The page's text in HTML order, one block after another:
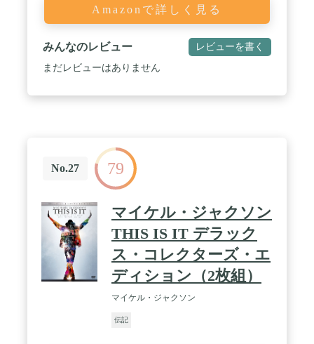
Amazonで詳しく見る
みんなのレビュー レビューを書く
まだレビューはありません
No.27 79
マイケル・ジャクソン
THIS IS IT デラック
ス・コレクターズ・エ
ディション（2枚組）
マイケル・ジャクソン
伝記